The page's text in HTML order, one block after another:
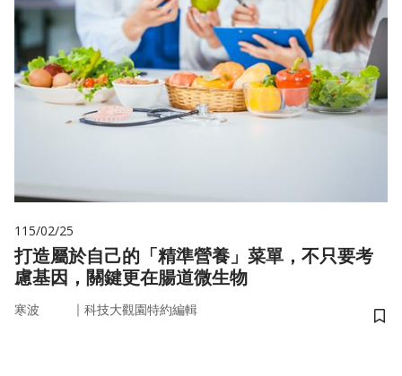
115/02/25
打造屬於自己的「精準營養」菜單，不只要考
慮基因，關鍵更在腸道微生物
寒波 ｜ 科技大觀園特約編輯
儲